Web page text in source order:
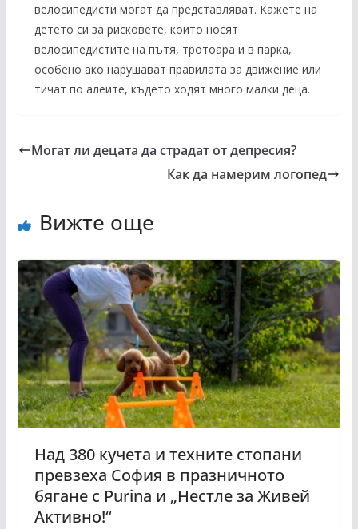
велосипедисти могат да представляват. Кажете на
детето си за рисковете, които носят
велосипедистите на пътя, тротоара и в парка,
особено ако нарушават правилата за движение или
тичат по алеите, където ходят много малки деца.
Могат ли децата да страдат от депресия?
Как да намерим логопед
Вижте още
Над 380 кучета и техните стопани
превзеха София в празничното
бягане с Purina и „Нестле за Живей
Активно!“